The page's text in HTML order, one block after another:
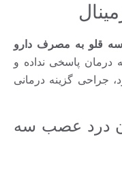
قلو به مصرف دارو
درمان پاسخی نداده و
جراحی گزینه درمانی
درد عصب سه